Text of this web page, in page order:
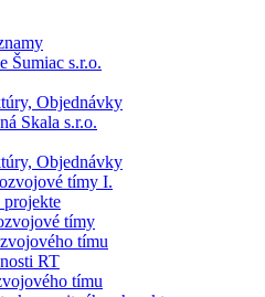
Šumiac s.r.o.
Objednávky
Skala s.r.o.
Objednávky
tímy I.
tímy
tímu
RT
tímu